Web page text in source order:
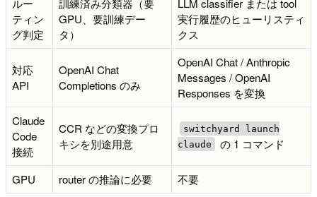
ルー
ティン
グ判定
訓練済み分類器（要
GPU、要訓練デー
タ）
LLM classifier または tool
実行履歴のヒューリスティ
クス
対応
API
OpenAI Chat
Completions のみ
OpenAI Chat / Anthropic
Messages / OpenAI
Responses を変換
Claude
Code
接続
CCR などの変換プロ
キシを別途用意
switchyard launch
claude
の 1 コマンド
GPU router の推論に必要 不要